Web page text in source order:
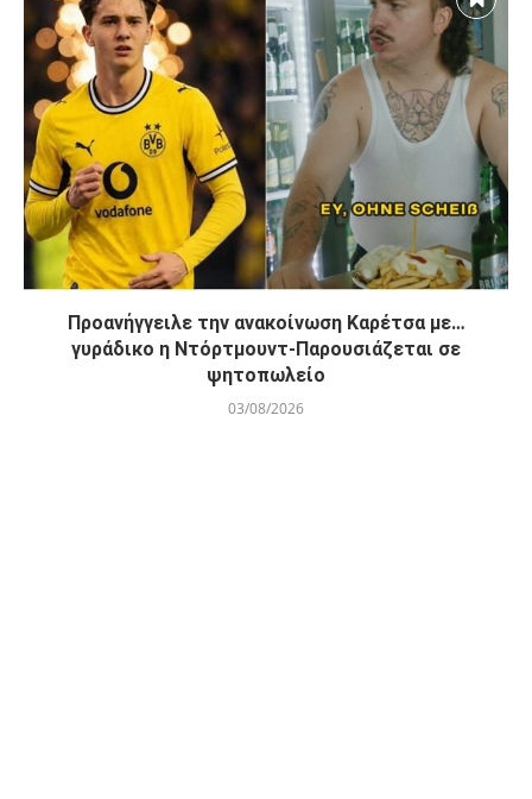
Προανήγγειλε την ανακοίνωση Καρέτσα με…
γυράδικο η Ντόρτμουντ-Παρουσιάζεται σε
ψητοπωλείο
03/08/2026